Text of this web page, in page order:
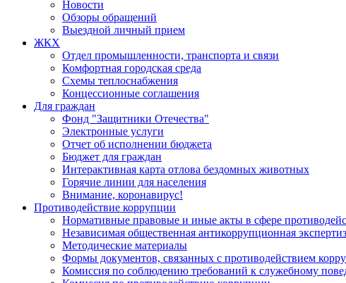
Новости
Обзоры обращений
Выездной личный прием
ЖКХ
Отдел промышленности, транспорта и связи
Комфортная городская среда
Схемы теплоснабжения
Концессионные соглашения
Для граждан
Фонд "Защитники Отечества"
Электронные услуги
Отчет об исполнении бюджета
Бюджет для граждан
Интерактивная карта отлова бездомных животных
Горячие линии для населения
Внимание, коронавирус!
Противодействие коррупции
Нормативные правовые и иные акты в сфере
Независимая общественная антикоррупционная
Методические материалы
Формы документов, связанных с противодействием
Комиссия по соблюдению требований к служебному